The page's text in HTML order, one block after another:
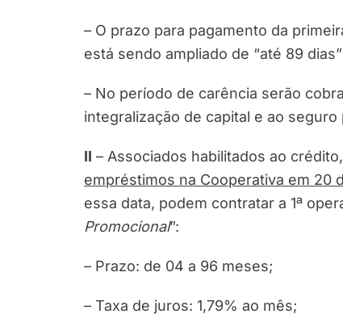
– O prazo para pagamento da
está sendo ampliado de “até 89
– No período de carência serão
integralização de capital e ao seguro
II – Associados habilitados ao
empréstimos na Cooperativa em 20
essa data, podem contratar a 1ª
Promocional”:
– Prazo: de 04 a 96 meses;
– Taxa de juros: 1,79% ao mês;